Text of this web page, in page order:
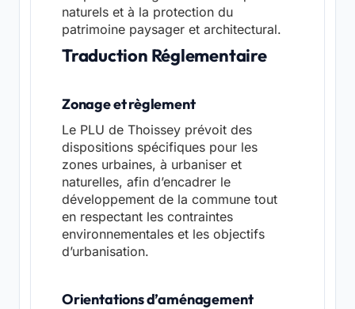
naturels et à la protection du
patrimoine paysager et architectural.
Traduction Réglementaire
Zonage et règlement
Le PLU de Thoissey prévoit des
dispositions spécifiques pour les
zones urbaines, à urbaniser et
naturelles, afin d’encadrer le
développement de la commune tout
en respectant les contraintes
environnementales et les objectifs
d’urbanisation.
Orientations d’aménagement